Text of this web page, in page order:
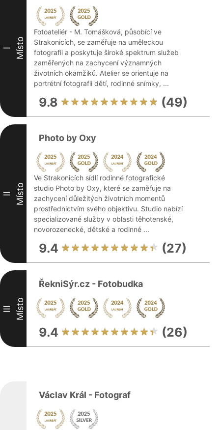
I Místo
Fotoateliér - M. Tomášková, působící ve
Strakonicích, se zaměřuje na uměleckou
fotografii a poskytuje široké spektrum služeb
zaměřených na zachycení významných
životních okamžiků. Atelier se orientuje na
portrétní fotografii dětí, rodinné snímky, ...
9.8 (49)
II Místo
Photo by Oxy
Ve Strakonicích sídlí rodinné fotografické
studio Photo by Oxy, které se zaměřuje na
zachycení důležitých životních momentů
prostřednictvím svého objektivu. Studio nabízí
specializované služby v oblasti těhotenské,
novorozenecké, dětské a rodinné ...
9.4 (27)
III Místo
ŘekniSýr.cz - Fotobudka
9.4 (26)
Václav Král - Fotograf